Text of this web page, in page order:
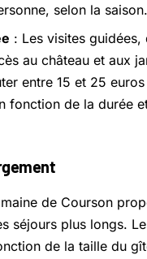
selon la saison.
: Les visites guidées,
au château et aux
entre 15 et 25
fonction de la durée
de Courson
séjours plus longs.
de la taille du